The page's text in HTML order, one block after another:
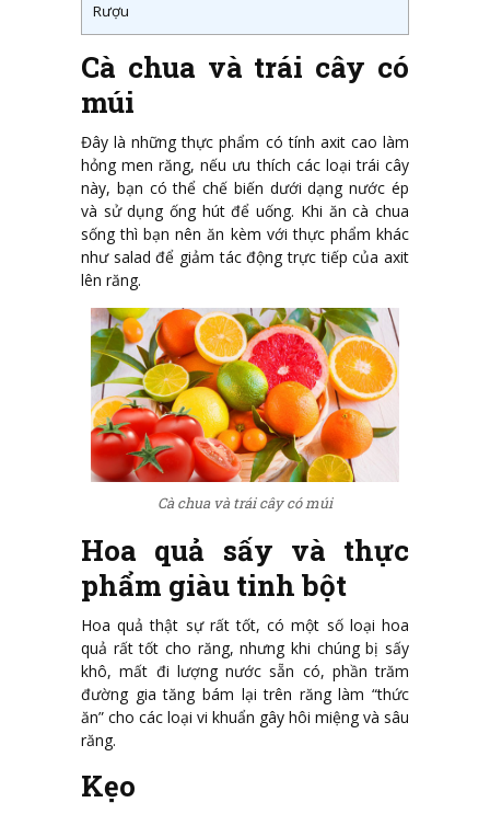
Rượu
Cà chua và trái cây có
múi
Đây là những thực phẩm có tính axit cao làm
hỏng men răng, nếu ưu thích các loại trái cây
này, bạn có thể chế biến dưới dạng nước ép
và sử dụng ống hút để uống. Khi ăn cà chua
sống thì bạn nên ăn kèm với thực phẩm khác
như salad để giảm tác động trực tiếp của axit
lên răng.
Cà chua và trái cây có múi
Hoa quả sấy và thực
phẩm giàu tinh bột
Hoa quả thật sự rất tốt, có một số loại hoa
quả rất tốt cho răng, nhưng khi chúng bị sấy
khô, mất đi lượng nước sẵn có, phần trăm
đường gia tăng bám lại trên răng làm “thức
ăn” cho các loại vi khuẩn gây hôi miệng và sâu
răng.
Kẹo